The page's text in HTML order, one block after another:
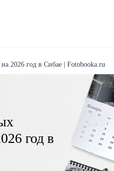
2026 год в Сибае | Fotobooka.ru
год в